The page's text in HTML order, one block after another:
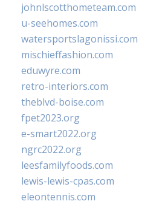
johnlscotthometeam.com
u-seehomes.com
watersportslagonissi.com
mischieffashion.com
eduwyre.com
retro-interiors.com
theblvd-boise.com
fpet2023.org
e-smart2022.org
ngrc2022.org
leesfamilyfoods.com
lewis-lewis-cpas.com
eleontennis.com